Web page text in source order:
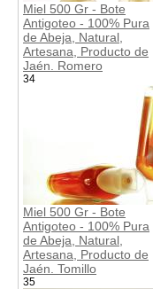
Miel 500 Gr - Bote
Antigoteo - 100% Pura
de Abeja, Natural,
Artesana, Producto de
Jaén. Romero
34
Miel 500 Gr - Bote
Antigoteo - 100% Pura
de Abeja, Natural,
Artesana, Producto de
Jaén. Tomillo
35